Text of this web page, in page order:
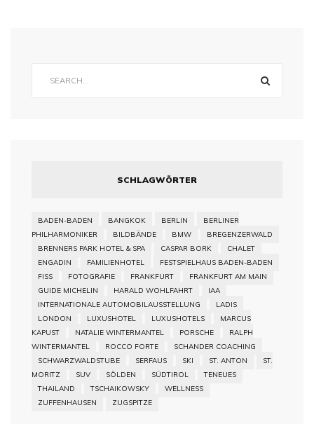
SCHLAGWÖRTER
BADEN-BADEN BANGKOK BERLIN
BERLINER
PHILHARMONIKER
BILDBÄNDE BMW
BREGENZERWALD
BRENNERS PARK HOTEL & SPA
CASPAR BORK
CHALET
ENGADIN
FAMILIENHOTEL
FESTSPIELHAUS BADEN-BADEN
FISS
FOTOGRAFIE FRANKFURT
FRANKFURT AM MAIN
GUIDE MICHELIN
HARALD WOHLFAHRT
IAA
INTERNATIONALE AUTOMOBILAUSSTELLUNG
LADIS
LONDON
LUXUSHOTEL LUXUSHOTELS
MARCUS
KAPUST
NATALIE WINTERMANTEL PORSCHE
RALPH
WINTERMANTEL
ROCCO FORTE
SCHANDER COACHING
SCHWARZWALDSTUBE
SERFAUS SKI ST. ANTON
ST.
MORITZ
SUV SÖLDEN SÜDTIROL
TENEUES
THAILAND
TSCHAIKOWSKY
WELLNESS
ZUFFENHAUSEN
ZUGSPITZE